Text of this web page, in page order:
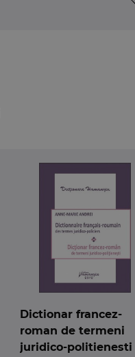
Dictionar francez-
roman de termeni
juridico-politienesti